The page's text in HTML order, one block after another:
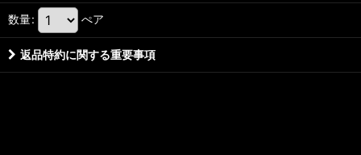
数量: ぺア
返品特約に関する重要事項